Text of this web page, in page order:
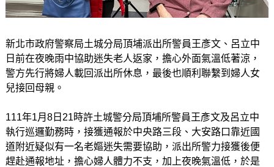
新北市政府警察局土城分局頂埔派出所警員王彥文、呂立中
日前在夜晚雨中協助迷失老人返家，擔心外面氣溫低著涼，
警方先行將婦人載回派出所休息，最後也順利聯繫到婦人女
兒接回母親。
111年1月8日21時許土城警分局頂埔所警員王彥文及呂立中
執行巡邏勤務時，接獲通報於中央路三段、大安路口靠近國
道附近疑似有一名老嫗迷失需要協助，派出所警力接獲後便
趕赴通報地址，擔心婦人體力不支，加上夜晚氣溫低，於是